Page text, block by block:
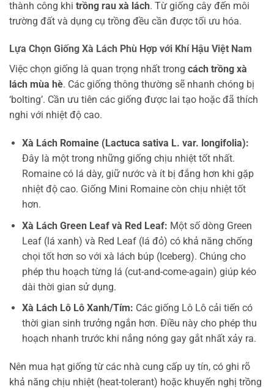
thành công khi trồng rau xà lách. Từ giống cây đến môi
trường đất và dụng cụ trồng đều cần được tối ưu hóa.
Lựa Chọn Giống Xà Lách Phù Hợp với Khí Hậu Việt Nam
Việc chọn giống là quan trọng nhất trong cách trồng xà
lách mùa hè. Các giống thông thường sẽ nhanh chóng bị
‘bolting’. Cần ưu tiên các giống được lai tạo hoặc đã thích
nghi với nhiệt độ cao.
Xà Lách Romaine (Lactuca sativa L. var. longifolia):
Đây là một trong những giống chịu nhiệt tốt nhất.
Romaine có lá dày, giữ nước và ít bị đắng hơn khi gặp
nhiệt độ cao. Giống Mini Romaine còn chịu nhiệt tốt
hơn.
Xà Lách Green Leaf và Red Leaf: Một số dòng Green
Leaf (lá xanh) và Red Leaf (lá đỏ) có khả năng chống
chọi tốt hơn so với xà lách búp (Iceberg). Chúng cho
phép thu hoạch từng lá (cut-and-come-again) giúp kéo
dài thời gian sử dụng.
Xà Lách Lô Lô Xanh/Tím: Các giống Lô Lô cải tiến có
thời gian sinh trưởng ngắn hơn. Điều này cho phép thu
hoạch nhanh trước khi nắng nóng gay gắt nhất xảy ra.
Nên mua hạt giống từ các nhà cung cấp uy tín, có ghi rõ
khả năng chịu nhiệt (heat-tolerant) hoặc khuyến nghị trồng